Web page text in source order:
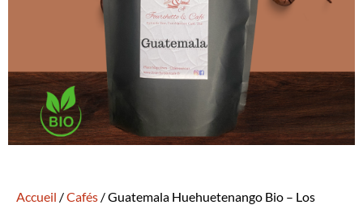
Accueil /Cafés / Guatemala Huehuetenango Bio – Los